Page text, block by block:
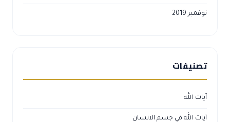
نوفمبر 2019
تصنيفات
آيات الله
آيات الله في جسم الانسان